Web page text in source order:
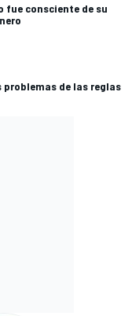
fue consciente de su
problemas de las reglas